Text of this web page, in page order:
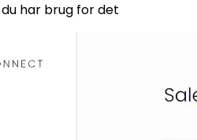
har brug for det